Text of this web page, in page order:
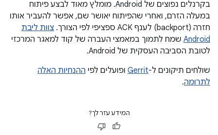
בקרנלים נפוצים של Android. מומלץ מאוד לבצע פיתוח
במעלה הזרם, ואחרי שהפיתוח יאושר שם, אפשר להעביר אותו
חזרה (backport) לענף ACK ספציפי לפי הצורך.
צוות ליבת
Android שמח לתמוך במאמצי העברה של קוד למאגר המרכזי
לטובת הסביבה העסקית של Android.
שולחים תיקונים ל-Gerrit ופועלים לפי ההנחיות האלה
לתרומה.
המידע עזר לך?